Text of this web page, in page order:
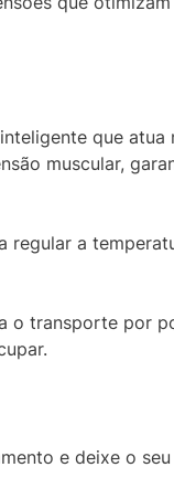
que
muscular,
regular a
o transporte por
e deixe o